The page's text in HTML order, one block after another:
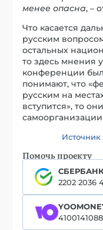
менее опасна, –
Что касается
русским
остальных
то здесь мнения
конференции
понимают, что
русским на
вступится», то
Источник
Помочь проекту
СБЕРБАНК
2202 2036